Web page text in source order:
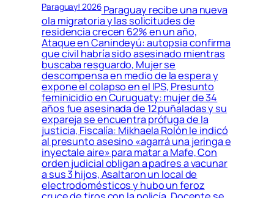
Paraguay! 2026Paraguay recibe una nueva
ola migratoria y las solicitudes de
residencia crecen 62% en un año,
Ataque en Canindeyú: autopsia confirma
que civil habría sido asesinado mientras
buscaba resguardo, Mujer se
descompensa en medio de la espera y
expone el colapso en el IPS, Presunto
feminicidio en Curuguaty: mujer de 34
años fue asesinada de 12 puñaladas y su
expareja se encuentra prófuga de la
justicia, Fiscalía: Mikhaela Rolón le indicó
al presunto asesino «agarrá una jeringa e
inyectale aire» para matar a Mafe, Con
orden judicial obligan a padres a vacunar
a sus 3 hijos, Asaltaron un local de
electrodomésticos y hubo un feroz